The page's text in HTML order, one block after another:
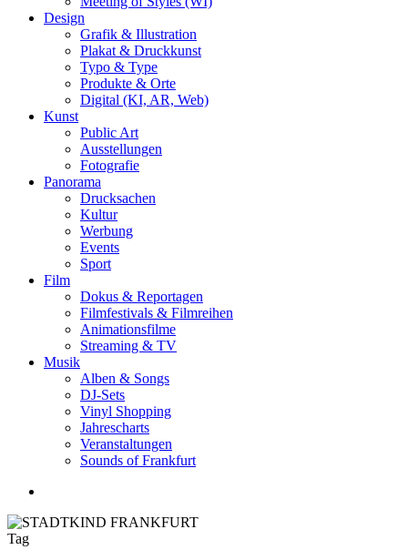
Design
Grafik & Illustration
Plakat & Druckkunst
Typo & Type
Produkte & Orte
Digital (KI, AR, Web)
Kunst
Public Art
Ausstellungen
Fotografie
Panorama
Drucksachen
Kultur
Werbung
Events
Sport
Film
Dokus & Reportagen
Filmfestivals & Filmreihen
Animationsfilme
Streaming & TV
Musik
Alben & Songs
DJ-Sets
Vinyl Shopping
Jahrescharts
Veranstaltungen
Sounds of Frankfurt
Tag